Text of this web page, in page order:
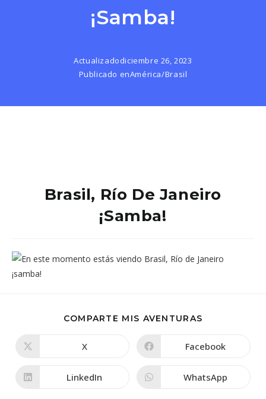
¡samba!
Actualizadodiciembre 26, 2023
Publicado enAmérica/Brasil
Brasil, Río De Janeiro
¡samba!
COMPARTE MIS AVENTURAS
CONTENIDO
una
nueva
X Se
una
nueva
Facebook
Se
LinkedIn Se
WhatsApp